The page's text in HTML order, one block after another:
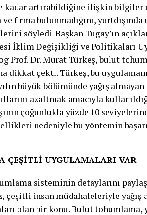
kadar artırabildiğine ilişkin bilgiler
firma bulunmadığını,
söyledi. Başkan Tugay’ın
İklim Değişikliği ve Politikaları
Prof. Dr. Murat Türkeş, bulut
dikkat çekti. Türkeş, bu
büyük bölümünde yağış
azaltmak amacıyla
çoğunlukla yüzde 10
nedeniyle bu yöntemin
ÇEŞİTLİ UYGULAMALARI VAR
sisteminin detaylarını
çeşitli insan müdahaleleriyle
olan bir konu. Bulut tohumlama,